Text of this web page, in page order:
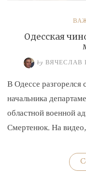
Одесская
by ВЯЧЕСЛАВ
В Одессе разгорелся
начальника
областной военной
Смертенюк. На